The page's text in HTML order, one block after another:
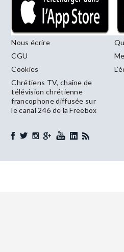
Nous écrire
CGU
Cookies
Chrétiens TV, chaîne de
télévision chrétienne
francophone diffusée sur
le canal 246 de la Freebox